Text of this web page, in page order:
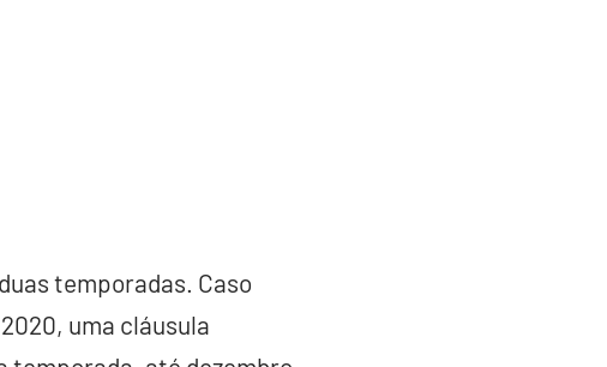
temporadas. Caso
uma cláusula